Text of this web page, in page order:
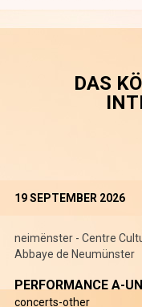
DAS
19 SEPTEMBER 2026
neimënster - Centre
Abbaye de Neumünster
PERFORMANCE A-UN
concerts-other